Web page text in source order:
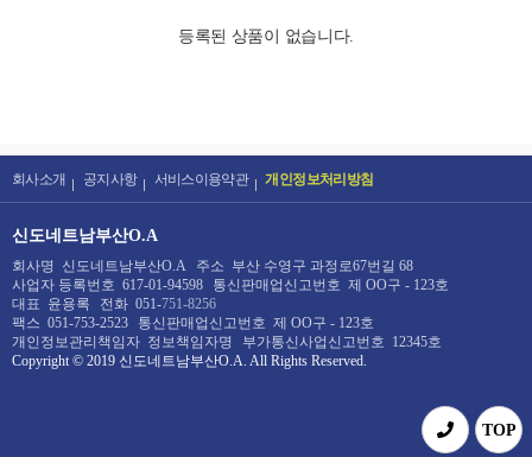
등록된 상품이 없습니다.
회사소개 공지사항 서비스이용약관 개인정보처리방침
신도네트남부산O.A
회사명 신도네트남부산O.A 주소 부산 수영구 과정로67번길 68
사업자 등록번호 617-01-94598 통신판매업신고번호 제 OO구 - 123호
대표 윤용록 전화 051-751-8256
팩스 051-753-2523 통신판매업신고번호 제 OO구 - 123호
개인정보관리책임자 정보책임자명 부가통신사업신고번호 12345호
Copyright © 2019 신도네트남부산O.A . All Rights Reserved.
TOP